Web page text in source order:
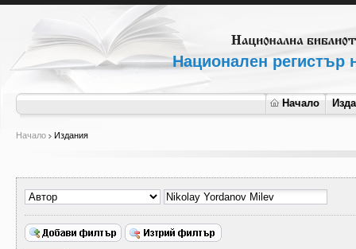
Национален регистър
Начало
Начало Издания